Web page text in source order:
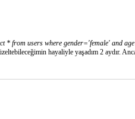
* from users where gender='female' and
hayaliyle yaşadım 2 aydır.